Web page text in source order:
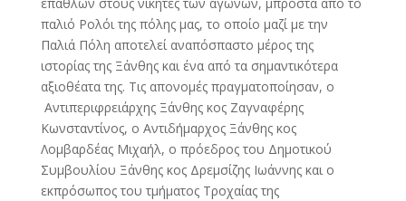
παλιό Ρολόι της πόλης μας, το οποίο μαζί με την
Παλιά Πόλη αποτελεί αναπόσπαστο μέρος της
ιστορίας της Ξάνθης και ένα από τα σημαντικότερα
αξιοθέατα της. Τις απονομές πραγματοποίησαν, ο
Αντιπεριφρειάρχης Ξάνθης κος Ζαγναφέρης
Κωνσταντίνος, ο Αντιδήμαρχος Ξάνθης κος
Λομβαρδέας Μιχαήλ, ο πρόεδρος του Δημοτικού
Συμβουλίου Ξάνθης κος Δρεμσίζης Ιωάννης και ο
εκπρόσωπος του τμήματος Τροχαίας της